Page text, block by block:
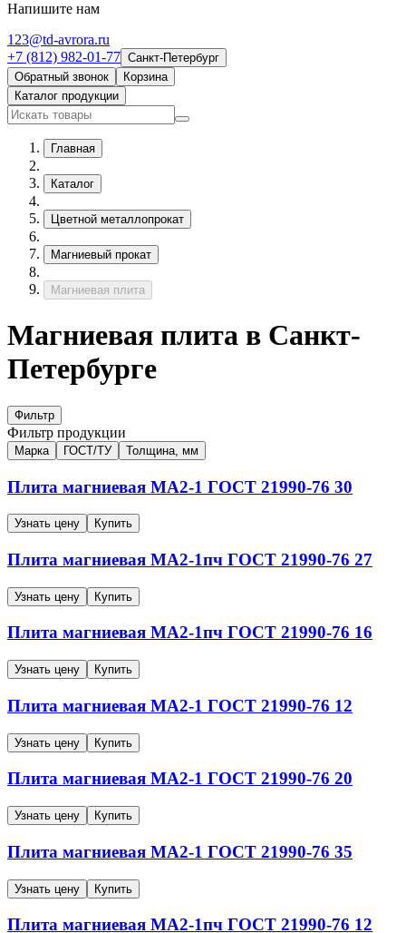
Напишите нам
123@td-avrora.ru
+7 (812) 982-01-77 Санкт-Петербург
Обратный звонок
Корзина
Каталог продукции
Главная
Каталог
Цветной металлопрокат
Магниевый прокат
Магниевая плита
Магниевая плита в Санкт-
Петербурге
Фильтр
Фильтр продукции
Марка ГОСТ/ТУ Толщина, мм
Плита магниевая МА2-1 ГОСТ 21990-76 30
Узнать цену Купить
Плита магниевая МА2-1пч ГОСТ 21990-76 27
Узнать цену Купить
Плита магниевая МА2-1пч ГОСТ 21990-76 16
Узнать цену Купить
Плита магниевая МА2-1 ГОСТ 21990-76 12
Узнать цену Купить
Плита магниевая МА2-1 ГОСТ 21990-76 20
Узнать цену Купить
Плита магниевая МА2-1 ГОСТ 21990-76 35
Узнать цену Купить
Плита магниевая МА2-1пч ГОСТ 21990-76 12